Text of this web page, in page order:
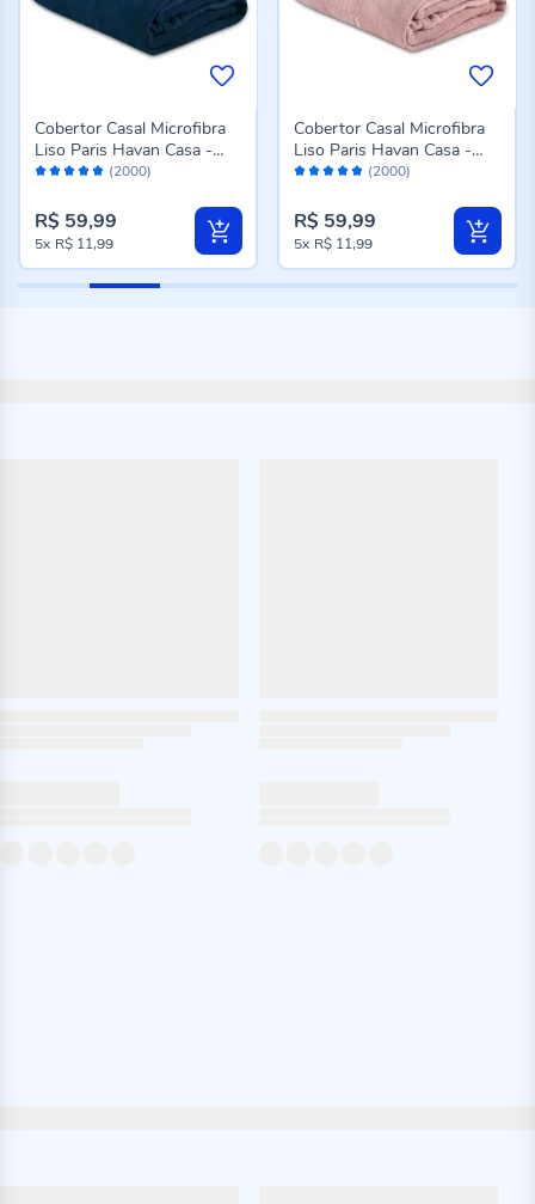
Avaliação: (2000)
Cobertor Casal Microfibra
Liso Paris Havan Casa -
Azul Profundo
R$ 59,99
5x R$ 11,99
Avaliação: (2000)
Cobertor Casal Microfibra
Liso Paris Havan Casa -
Rose
R$ 59,99
5x R$ 11,99